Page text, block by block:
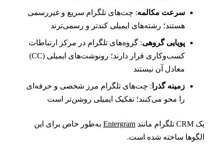
سرعت مکالمه: چت‌های تلگرام سریع و غیررسمی
هستند؛ رشته‌های ایمیلی کندتر و رسمی‌ترند
پویایی گروهی : گروه‌های تلگرام در مرکز ارتباطات
کسب‌وکاری قرار دارند؛ رونوشت‌های ایمیلی (CC)
معادل آن نیستند
زمینه گذرا : چت‌های تلگرام مرز شخصی و حرفه‌ای
را محو می‌کنند؛ تفکیک ایمیلی روشن‌تر است
Entergramبه‌طور خاص برای این
ساخته شده است.